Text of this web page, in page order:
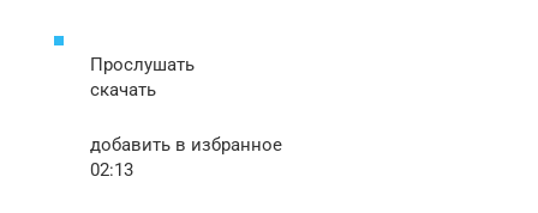
Прослушать
скачать
добавить в избранное
02:13